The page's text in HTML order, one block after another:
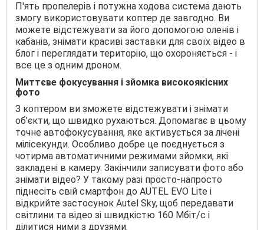
П'ять пропелерів і потужна ходова система дають
змогу використовувати коптер де завгодно. Ви
можете відстежувати за його допомогою оленів і
кабанів, знімати красиві заставки для своїх відео в
блог і переглядати територію, що охороняється - і
все це з одним дроном.
Миттєве фокусування і зйомка високоякісних
фото
З коптером ви зможете відстежувати і знімати
об'єкти, що швидко рухаються. Допомагає в цьому
точне автофокусування, яке активується за лічені
мілісекунди. Особливо добре це поєднується з
чотирма автоматичними режимами зйомки, які
закладені в камеру. Закінчили записувати фото або
знімати відео? У такому разі просто-напросто
піднесіть свій смартфон до AUTEL EVO Lite і
відкрийте застосунок Autel Sky, щоб передавати
світлини та відео зі швидкістю 160 Мбіт/с і
ділитися ними з друзями.